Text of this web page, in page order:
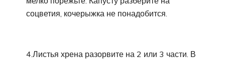
соцветия, кочерыжка не понадобится.
4.Листья хрена разорвите на 2 или 3 части. В